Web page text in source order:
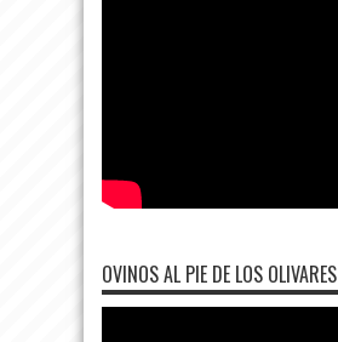
OVINOS AL PIE DE LOS OLIVARES